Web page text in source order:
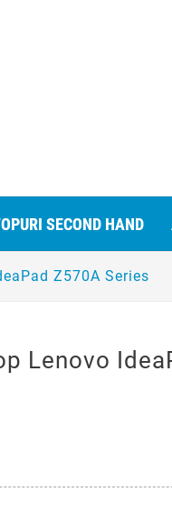
SECOND HAND
Z570A Series
Lenovo